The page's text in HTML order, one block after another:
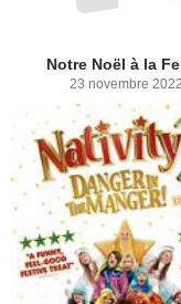
Notre Noël à la
23 novembre 2022